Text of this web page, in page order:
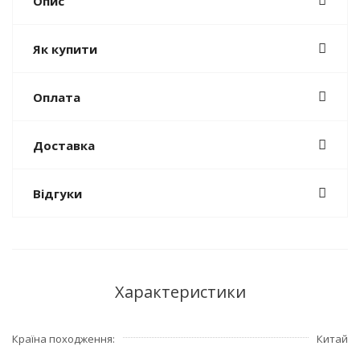
Як купити
Оплата
Доставка
Відгуки
Характеристики
Країна походження
Китай